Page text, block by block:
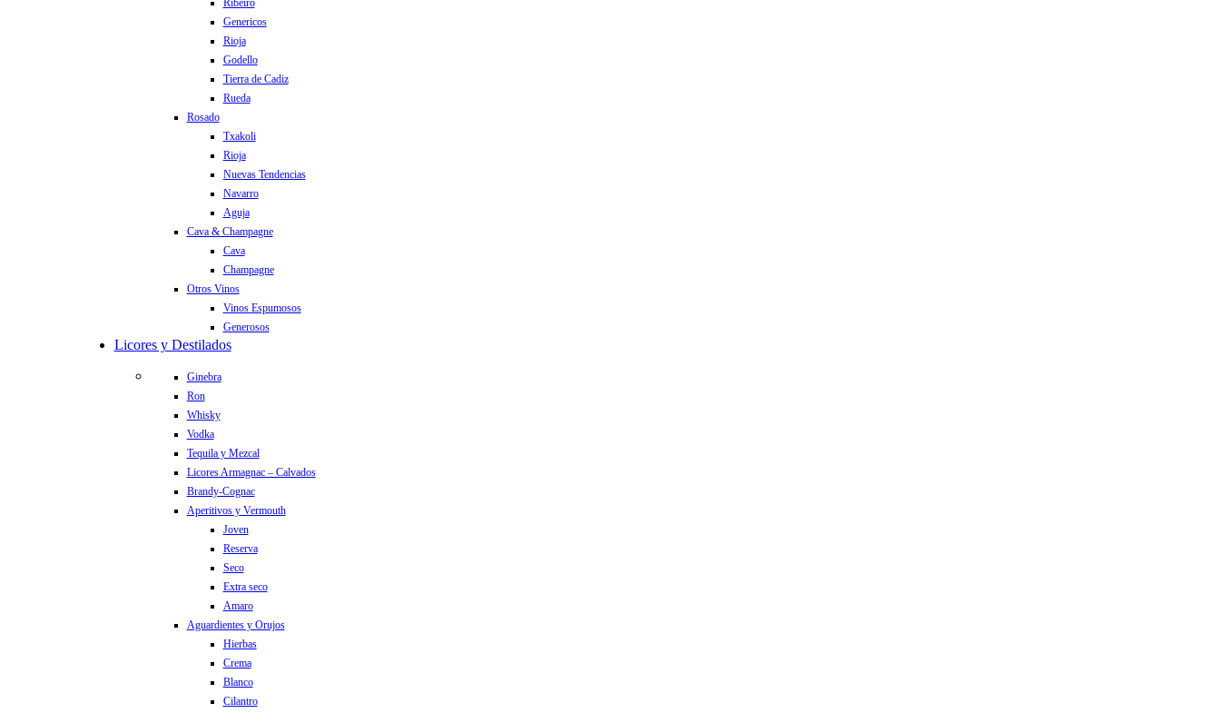
Ribeiro
Genericos
Rioja
Godello
Tierra de Cadiz
Rueda
Rosado
Txakoli
Rioja
Nuevas Tendencias
Navarro
Aguja
Cava & Champagne
Cava
Champagne
Otros Vinos
Vinos Espumosos
Generosos
Licores y Destilados
Ginebra
Ron
Whisky
Vodka
Tequila y Mezcal
Licores Armagnac – Calvados
Brandy-Cognac
Aperitivos y Vermouth
Joven
Reserva
Seco
Extra seco
Amaro
Aguardientes y Orujos
Hierbas
Crema
Blanco
Cilantro